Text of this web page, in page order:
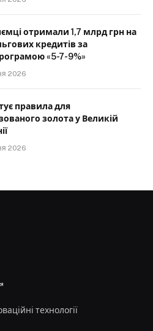
отримали 1,7 млрд грн на
кредитів за
«5-7-9%»
2026
правила для
золота у Великій
2026
технології